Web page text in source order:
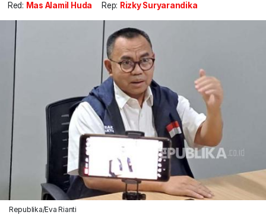
Red: Mas Alamil Huda Rep: Rizky Suryarandika
Republika/Eva Rianti